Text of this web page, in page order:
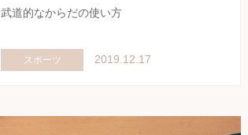
武道的なからだの使い方
スポーツ 2019.12.17